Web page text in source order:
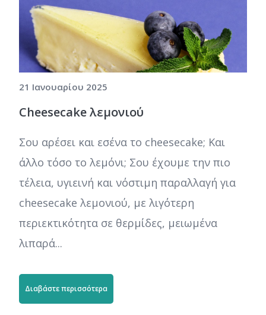
21 Ιανουαρίου 2025
Cheesecake λεμονιού
Σου αρέσει και εσένα το cheesecake; Και
άλλο τόσο το λεμόνι; Σου έχουμε την πιο
τέλεια, υγιεινή και νόστιμη παραλλαγή για
cheesecake λεμονιού, με λιγότερη
περιεκτικότητα σε θερμίδες, μειωμένα
λιπαρά...
Διαβάστε περισσότερα